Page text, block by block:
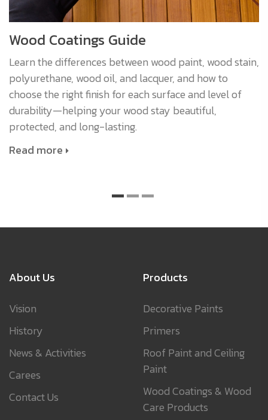
Wood Coatings Guide
Learn the differences between wood paint, wood stain,
polyurethane, wood oil, and lacquer, and how to
choose the right finish for each surface and level of
durability—helping your wood stay beautiful,
protected, and long-lasting.
Read more
About Us
Vision
History
News & Activities
Carees
Contact Us
Products
Decorative Paints
Primers
Roof Paint and Ceiling
Paint
Wood Coatings & Wood
Care Products